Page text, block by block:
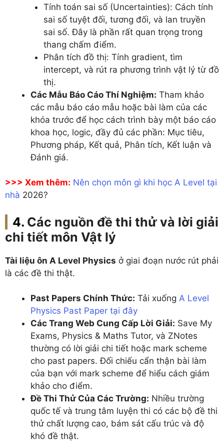
Tính toán sai số (Uncertainties): Cách tính
sai số tuyệt đối, tương đối, và lan truyền
sai số. Đây là phần rất quan trọng trong
thang chấm điểm.
Phân tích đồ thị: Tính gradient, tìm
intercept, và rút ra phương trình vật lý từ đồ
thị.
Các Mẫu Báo Cáo Thí Nghiệm: Tham khảo
các mẫu báo cáo mẫu hoặc bài làm của các
khóa trước để học cách trình bày một báo cáo
khoa học, logic, đầy đủ các phần: Mục tiêu,
Phương pháp, Kết quả, Phân tích, Kết luận và
Đánh giá.
>>> Xem thêm: Nên chọn môn gì khi học A Level tại
nhà 2026?
Các nguồn đề thi thử và lời giải
chi tiết môn Vật lý
Tài liệu ôn A Level Physics ở giai đoạn nước rút phải
là các đề thi thật.
Past Papers Chính Thức: Tải xuống A Level
Physics Past Paper tại đây
Các Trang Web Cung Cấp Lời Giải: Save My
Exams, Physics & Maths Tutor, và ZNotes
thường có lời giải chi tiết hoặc mark scheme
cho past papers. Đối chiếu cẩn thận bài làm
của bạn với mark scheme để hiểu cách giám
khảo cho điểm.
Đề Thi Thử Của Các Trường: Nhiều trường
quốc tế và trung tâm luyện thi có các bộ đề thi
thử chất lượng cao, bám sát cấu trúc và độ
khó đề thật.